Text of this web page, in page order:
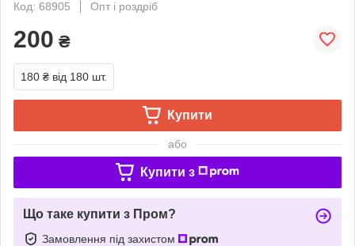
Код: 68905
Опт і роздріб
200 ₴
180 ₴ від 180 шт.
Купити
або
Купити з
Що таке купити з Пром?
Замовлення під захистом